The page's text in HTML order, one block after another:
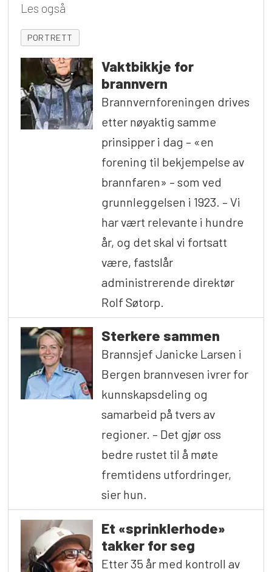
Les også
PORTRETT
Vaktbikkje for
brannvern
Brannvernforeningen drives
etter nøyaktig samme
prinsipper i dag – «en
forening til bekjempelse av
brannfaren» – som ved
grunnleggelsen i 1923. – Vi
har vært relevante i hundre
år, og det skal vi fortsatt
være, fastslår
administrerende direktør
Rolf Søtorp.
Sterkere sammen
Brannsjef Janicke Larsen i
Bergen brannvesen ivrer for
kunnskapsdeling og
samarbeid på tvers av
regioner. – Det gjør oss
bedre rustet til å møte
fremtidens utfordringer,
sier hun.
Et «sprinklerhode»
takker for seg
Etter 35 år med kontroll av